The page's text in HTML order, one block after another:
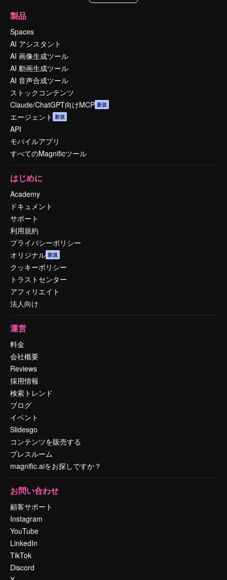
製品
Spaces
AI アシスタント
AI 画像生成ツール
AI 動画生成ツール
AI 音声合成ツール
ストックコンテンツ
Claude/ChatGPT向けMCP 新規
エージェント 新規
API
モバイルアプリ
すべてのMagnificツール
はじめに
Academy
ドキュメント
サポート
利用規約
プライバシーポリシー
オリジナル 新規
クッキーポリシー
トラストセンター
アフィリエイト
法人向け
運営
料金
会社概要
Reviews
採用情報
検索トレンド
ブログ
イベント
Slidesgo
コンテンツを販売する
プレスルーム
magnific.aiをお探しですか？
お問い合わせ
顧客サポート
Instagram
YouTube
LinkedIn
TikTok
Discord